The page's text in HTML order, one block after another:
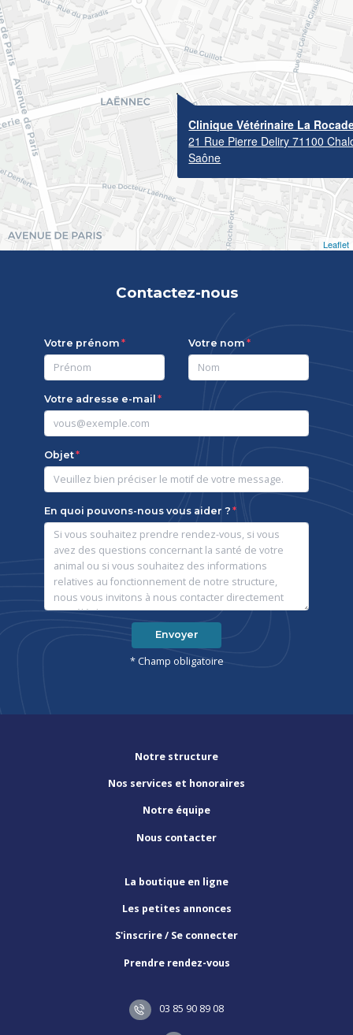
Clinique Vétérinaire La
21 Rue Pierre Deliry 71100
Saône
Leaflet
Contactez-nous
Votre prénom Votre nom
Votre adresse e-mail
Objet
En quoi pouvons-nous vous aider ?
Envoyer
* Champ obligatoire
Notre structure
Nos services et honoraires
Notre équipe
Nous contacter
La boutique en ligne
Les petites annonces
S'inscrire / Se connecter
Prendre rendez-vous
03 85 90 89 08